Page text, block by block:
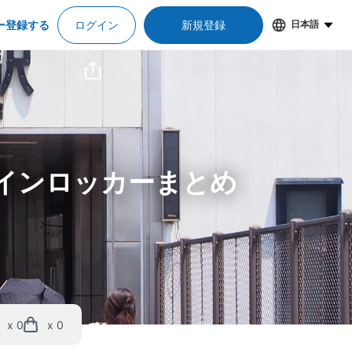
登録する ログイン 新規登録 日本語
ンロッカーまとめ
x 0 x 0